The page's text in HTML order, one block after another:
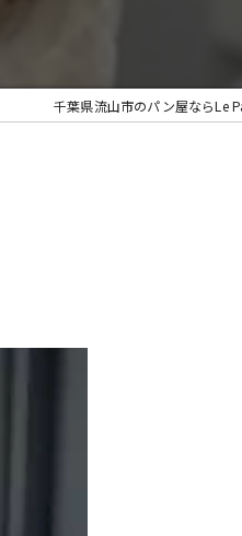
千葉県流山市のパン屋ならLe